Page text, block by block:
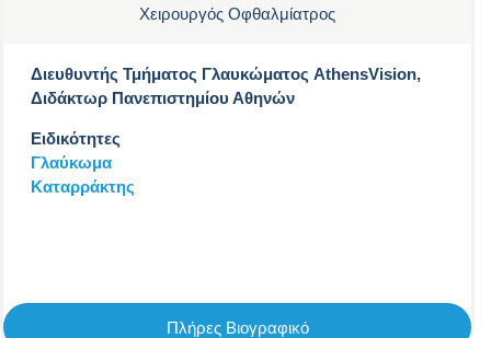
Χειρουργός Οφθαλμίατρος
Διευθυντής Τμήματος Γλαυκώματος AthensVision,
Διδάκτωρ Πανεπιστημίου Αθηνών
Ειδικότητες
Γλαύκωμα
Καταρράκτης
Πλήρες Βιογραφικό